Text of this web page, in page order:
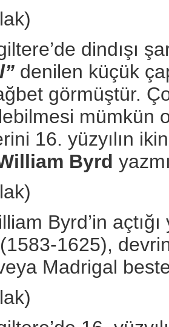
dindışı
denilen küçük
görmüştür.
mümkün
16. yüzyılın
Byrd
açtığı
(1583-1625),
Madrigal